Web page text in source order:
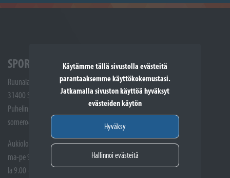
Käytämme tällä sivustolla evästeitä
parantaaksemme käyttökokemustasi.
Jatkamalla sivuston käyttöä hyväksyt
evästeiden käytön
Hyväksy
Hallinnoi evästeitä
SPORTTIKONE SOMERO
Ruunalantie 5
31400 Somero
Puhelin: (02) 748 9300
somero@sporttikone.fi
Aukioloajat
ma-pe 9.00 - 17.00
la 9.00 - 14.00